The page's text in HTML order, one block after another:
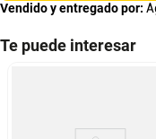
Vendido y entregado por:
Te puede interesar